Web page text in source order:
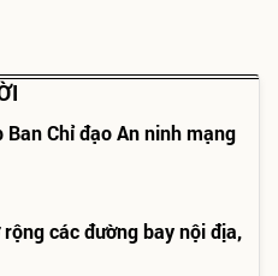
Chỉ đạo An ninh mạng
các đường bay nội địa,